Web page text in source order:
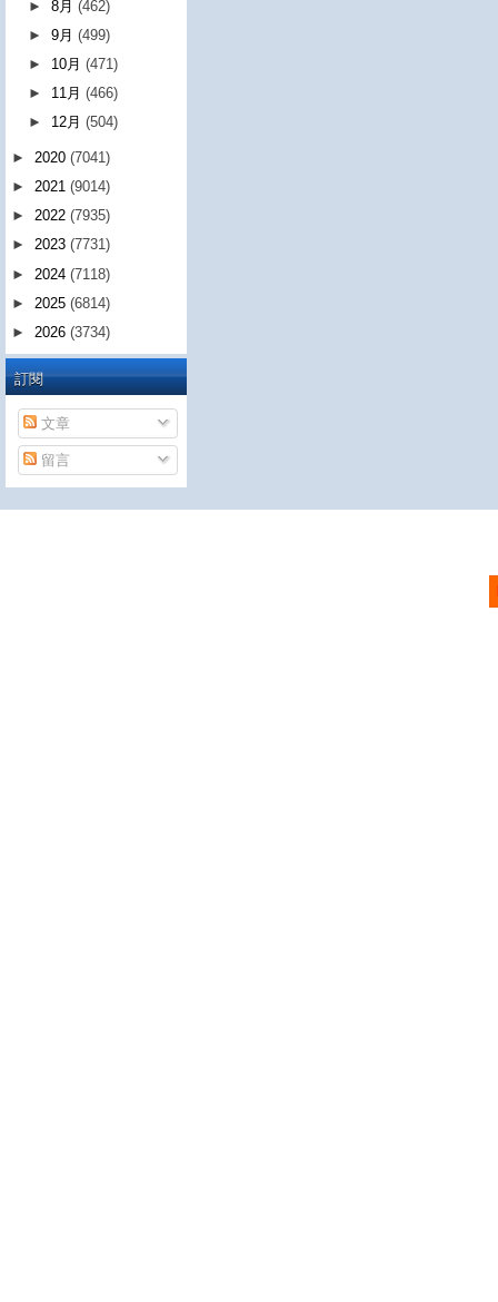
►8月(462)
►9月(499)
► 10月(471)
► 11月(466)
► 12月(504)
► 2020 (7041)
► 2021 (9014)
► 2022 (7935)
► 2023 (7731)
► 2024 (7118)
► 2025 (6814)
► 2026 (3734)
訂閱
文章
留言